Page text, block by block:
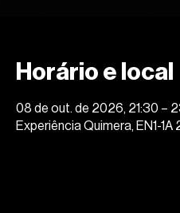
Horário e local
08 de out. de 2026, 21:30 –
Experiência Quimera, EN1-